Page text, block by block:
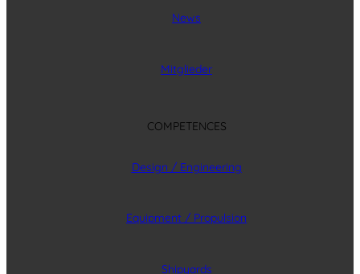
News
Mitglieder
COMPETENCES
Design / Engineering
Equipment / Propulsion
Shipyards